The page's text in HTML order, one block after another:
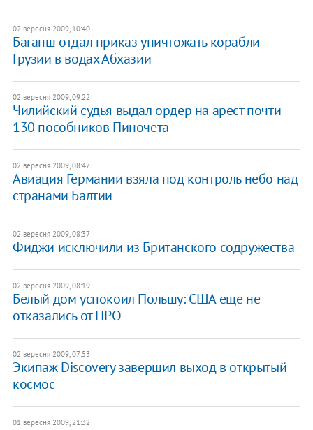
02 вересня 2009, 10:40
Багапш отдал приказ уничтожать корабли
Грузии в водах Абхазии
02 вересня 2009, 09:22
Чилийский судья выдал ордер на арест почти
130 пособников Пиночета
02 вересня 2009, 08:47
Авиация Германии взяла под контроль небо над
странами Балтии
02 вересня 2009, 08:37
Фиджи исключили из Британского содружества
02 вересня 2009, 08:19
Белый дом успокоил Польшу: США еще не
отказались от ПРО
02 вересня 2009, 07:53
Экипаж Discovery завершил выход в открытый
космос
01 вересня 2009, 21:32